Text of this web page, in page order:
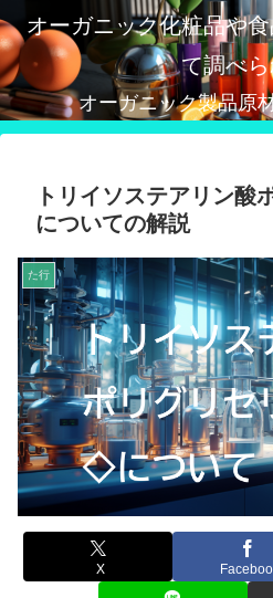
オーガニック化粧品や
て調べ
オーガニック製品原
トリイソステアリン
についての解説
た行
X